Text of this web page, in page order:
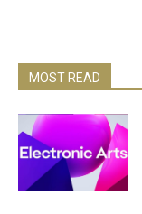
MOST READ